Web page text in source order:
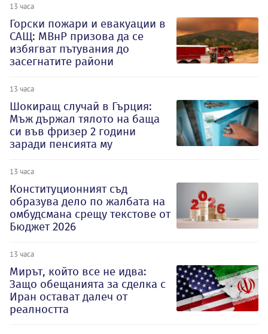
13 часа
Горски пожари и евакуации в
САЩ: МВнР призова да се
избягват пътувания до
засегнатите райони
13 часа
Шокиращ случай в Гърция:
Мъж държал тялото на баща
си във фризер 2 години
заради пенсията му
13 часа
Конституционният съд
образува дело по жалбата на
омбудсмана срещу текстове от
Бюджет 2026
13 часа
Мирът, който все не идва:
Защо обещанията за сделка с
Иран остават далеч от
реалността